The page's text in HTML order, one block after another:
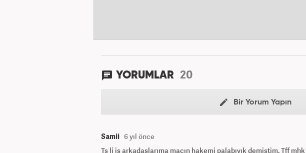
YORUMLAR 20
Bir Yorum Yapın
Samii 6 yıl önce
Ts li iş arkadaşlarıma maçın hakemi palabıyık demiştim. Tff